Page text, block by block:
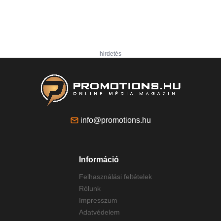
hirdetés
info@promotions.hu
Információ
Felhasználási feltételek
Rólunk
Impresszum
Adatvédelem